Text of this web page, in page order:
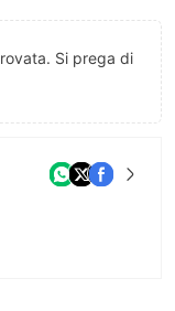
Si prega di